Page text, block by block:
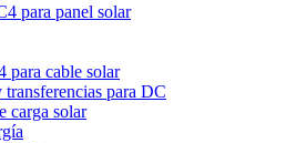
para panel solar
para cable solar
para DC
carga solar